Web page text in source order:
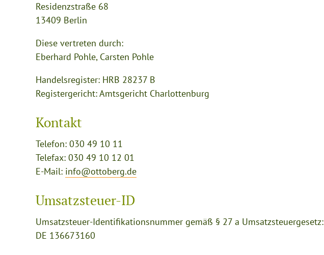
Residenzstraße 68
13409 Berlin
Diese vertreten durch:
Eberhard Pohle, Carsten Pohle
Handelsregister: HRB 28237 B
Registergericht: Amtsgericht Charlottenburg
Kontakt
Telefon: 030 49 10 11
Telefax: 030 49 10 12 01
E-Mail: info@ottoberg.de
Umsatzsteuer-ID
Umsatzsteuer-Identifikationsnummer gemäß § 27 a Umsatzsteuergesetz:
DE 136673160